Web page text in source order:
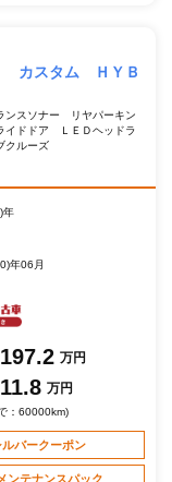
カスタム ＨＹＢ
ンスソナー リヤパーキン
イドドア ＬＥＤヘッドラ
クルーズ
年
年06月
197.2 万円
11.8 万円
：60000km)
ルバークーポン
ンテナンスパック